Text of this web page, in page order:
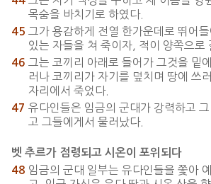
목숨을 바치기로 하였다.
45 그가 용감하게 전열 한가운데로 뛰어들
있는 자들을 쳐 죽이자, 적이 양쪽으로
46 그는 코끼리 아래로 들어가 그것을 밑
러나 코끼리가 자기를 덮치며 땅에 쓰
자리에서 죽었다.
47 유다인들은 임금의 군대가 강력하고
고 그들에게서 물러났다.
벳 추르가 점령되고 시온이 포위되다
48 임금의 군대 일부는 유다인들을 쫓아